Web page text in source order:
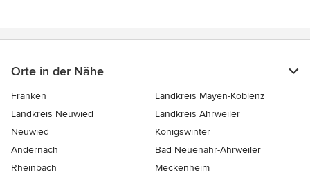
Orte in der Nähe
Franken
Landkreis Mayen-Koblenz
Landkreis Neuwied
Landkreis Ahrweiler
Neuwied
Königswinter
Andernach
Bad Neuenahr-Ahrweiler
Rheinbach
Meckenheim